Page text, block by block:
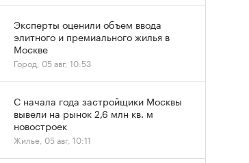
Эксперты оценили объем ввода
элитного и премиального жилья в
Москве
Город, 05 авг, 10:53
С начала года застройщики Москвы
вывели на рынок 2,6 млн кв. м
новостроек
Жилье, 05 авг, 10:11